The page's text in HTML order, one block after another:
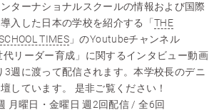
ターナショナルスクールの情報および国際
入した日本の学校を紹介する「THE
TIMES 」のYoutubeチャンネル
代リーダー育成」に関するインタビュー動画
3週に渡って配信されます。本学校長のデニ
しています。 是非ご覧ください！
月曜日・金曜日 週2回配信 / 全6回